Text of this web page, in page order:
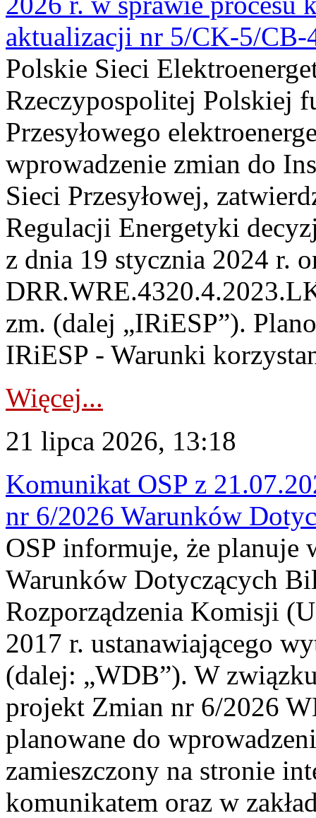
aktualizacji nr 5/CK-5/CB-
Polskie Sieci
Rzeczypospolitej Polskiej
Przesyłowego
wprowadzenie zmian do
Sieci Przesyłowej,
Regulacji Energetyki
z dnia 19 stycznia 2024 r.
zm. (dalej „IRiESP”).
IRiESP - Warunki
Więcej...
21 lipca 2026, 13:18
Komunikat OSP z
nr 6/2026 Warunków
OSP informuje, że planuje
Warunków Dotyczących
Rozporządzenia Komisji
2017 r. ustanawiającego
(dalej: „WDB”). W
projekt Zmian nr 6/2026
planowane do
zamieszczony na stronie
komunikatem oraz w